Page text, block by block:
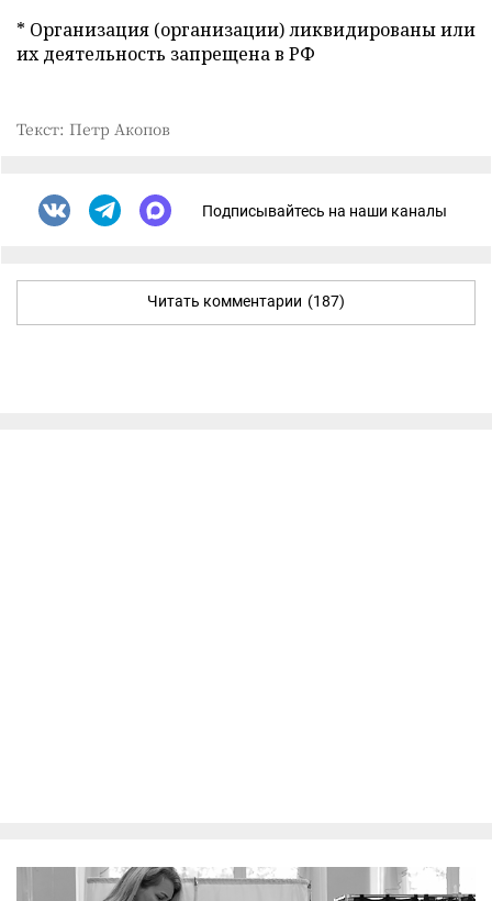
* Организация (организации) ликвидированы или
их деятельность запрещена в РФ
Текст: Петр Акопов
Подписывайтесь на наши каналы
Читать комментарии (187)